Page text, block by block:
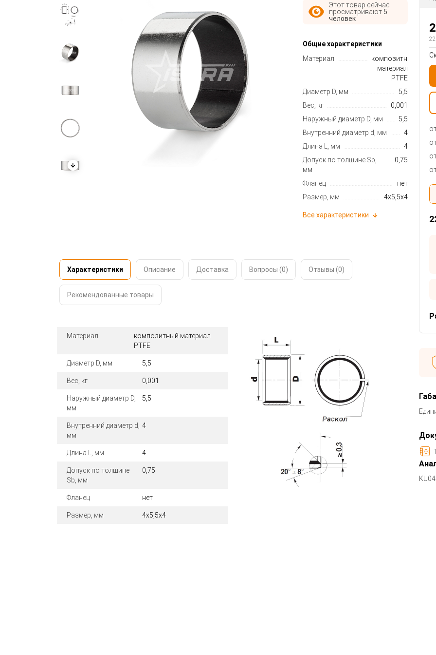
Этот товар сейчас
просматривают 5
человек
Общие характеристики
Материал
композитный
материал
PTFE
Диаметр D, мм
5,5
Вес, кг
0,001
Наружный диаметр D, мм
5,5
Внутренний диаметр d, мм
4
Длина L, мм
4
Допуск по толщине Sb,
мм
0,75
Фланец
нет
Размер, мм
4x5,5x4
Все характеристики
Характеристики Описание Доставка Вопросы (0) Отзывы (0)
Рекомендованные товары
Материал
композитный материал
PTFE
Диаметр D, мм 5,5
Вес, кг 0,001
Наружный диаметр D,
мм
5,5
Внутренний диаметр d,
мм
4
Длина L, мм 4
Допуск по толщине
Sb, мм
0,75
Фланец нет
Размер, мм 4x5,5x4